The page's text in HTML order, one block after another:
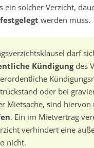
ein solcher Verzicht,
werden muss.
darf
Kündigungdes
oder bei
Mietsache, sind
. Ein im Mietvertrag
verhindert eine
nicht.